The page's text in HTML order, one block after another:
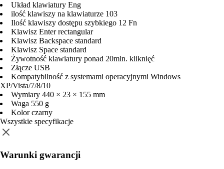
Układ klawiatury Eng
ilość klawiszy na klawiaturze 103
Ilość klawiszy dostępu szybkiego 12 Fn
Klawisz Enterrectangular
Klawisz Backspace standard
Klawisz Space standard
Żywotność klawiatury ponad 20mln. kliknięć
Złącze USB
Kompatybilność z systemami operacyjnymi Windows
XP/Vista/7/8/10
Wymiary 440 × 23 × 155 mm
Waga 550 g
Kolor czarny
Wszystkie specyfikacje
Warunki gwarancji